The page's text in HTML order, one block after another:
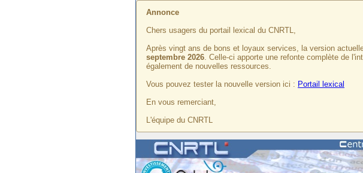
Annonce
Chers usagers du portail lexical du CNRTL,
Après vingt ans de bons et loyaux services, la version
septembre 2026. Celle-ci apporte une refonte complète de
également de nouvelles ressources.
Vous pouvez tester la nouvelle version ici : Portail lexical
En vous remerciant,
L'équipe du CNRTL